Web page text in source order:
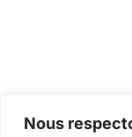
Nous